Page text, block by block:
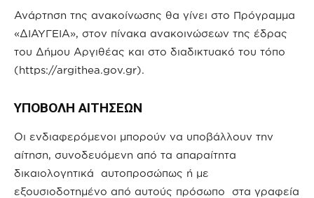
Ανάρτηση της ανακοίνωσης θα γίνει στο Πρόγραμμα
«ΔΙΑΥΓΕΙΑ», στον πίνακα ανακοινώσεων της έδρας
του Δήμου Αργιθέας και στο διαδικτυακό του τόπο
(https://argithea.gov.gr).
ΥΠΟΒΟΛΗ ΑΙΤΗΣΕΩΝ
Οι ενδιαφερόμενοι μπορούν να υποβάλλουν την
αίτηση, συνοδευόμενη από τα απαραίτητα
δικαιολογητικά αυτοπροσώπως ή με
εξουσιοδοτημένο από αυτούς πρόσωπο στα γραφεία